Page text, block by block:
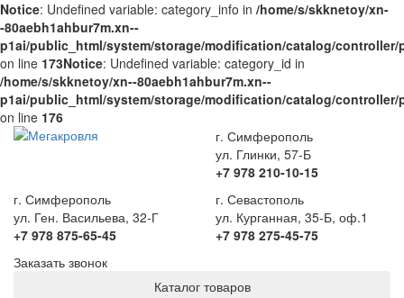
Notice: Undefined variable: category_info in /home/s/skknetoy/xn-
-80aebh1ahbur7m.xn--
p1ai/public_html/system/storage/modification/catalog/
on line 173Notice: Undefined variable: category_id in
/home/s/skknetoy/xn--80aebh1ahbur7m.xn--
p1ai/public_html/system/storage/modification/catalog/
on line 176
г. Симферополь
ул. Глинки, 57-Б
+7 978 210-10-15
г. Симферополь
ул. Ген. Васильева, 32-Г
+7 978 875-65-45
г. Севастополь
ул. Курганная, 35-Б, оф.1
+7 978 275-45-75
Заказать звонок
Каталог товаров